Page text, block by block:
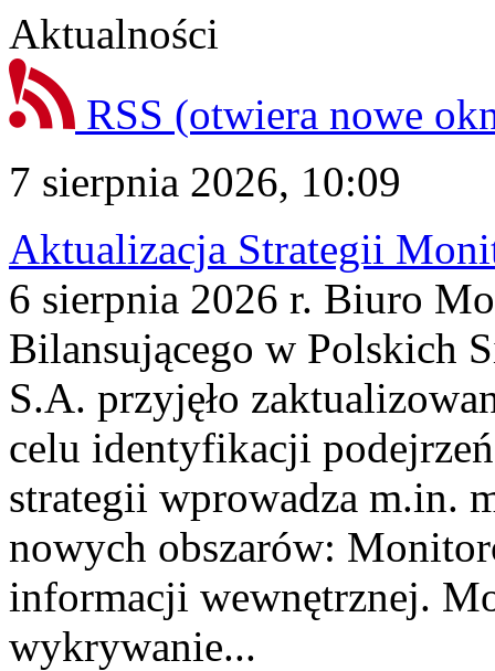
Aktualności
RSS (otwiera nowe
7 sierpnia 2026, 10:09
Aktualizacja Strategii
6 sierpnia 2026 r. Biuro
Bilansującego w Polskich
S.A. przyjęło
celu identyfikacji
strategii wprowadza m.in.
nowych obszarów:
informacji wewnętrznej.
wykrywanie...